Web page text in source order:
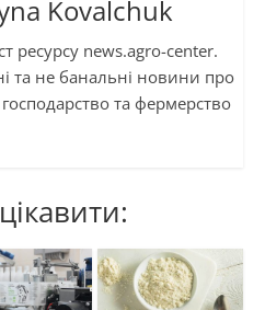
Kovalchuk
ресурсу news.agro-center.
та не банальні новини про
господарство та фермерство